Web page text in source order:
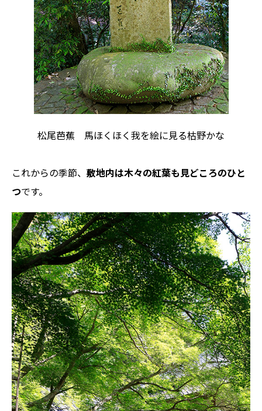
松尾芭蕉 馬ほくほく我を絵に見る枯野かな
これからの季節、 敷地内は木々の紅葉も見どころのひと
つです。